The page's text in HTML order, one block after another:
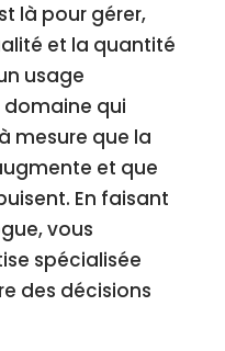
là pour gérer,
et la quantité
usage
domaine qui
mesure que la
et que
En faisant
vous
spécialisée
des décisions